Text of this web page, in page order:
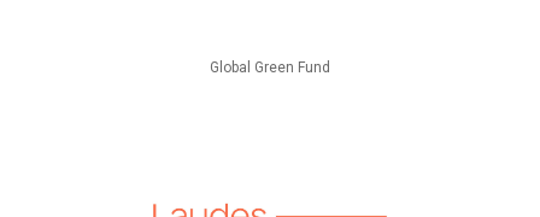
Global Green Fund